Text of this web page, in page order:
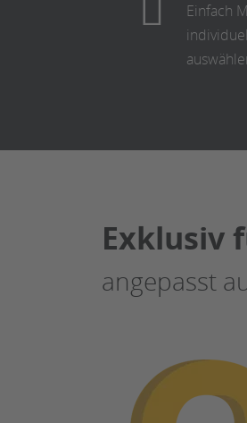
Einfach
Exklusiv
angepasst